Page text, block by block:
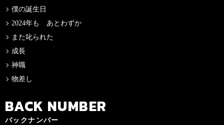
僕の誕生日
2024年も あとわずか
また叱られた
成長
神職
物差し
BACK NUMBER
バックナンバー